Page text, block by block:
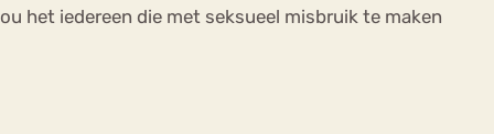
het iedereen die met seksueel misbruik te maken